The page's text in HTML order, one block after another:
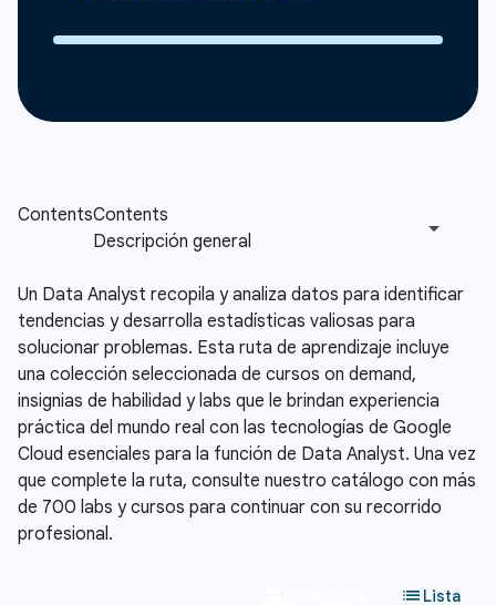
Un Data Analyst recopila y analiza datos para identificar
tendencias y desarrolla estadísticas valiosas para
solucionar problemas. Esta ruta de aprendizaje incluye
una colección seleccionada de cursos on demand,
insignias de habilidad y labs que le brindan experiencia
práctica del mundo real con las tecnologías de Google
Cloud esenciales para la función de Data Analyst. Una vez
que complete la ruta, consulte nuestro catálogo con más
de 700 labs y cursos para continuar con su recorrido
profesional.